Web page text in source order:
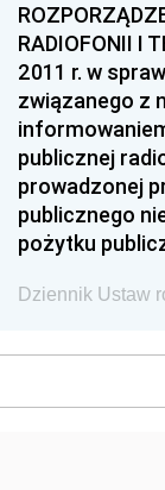
RADIOFONII I
2011 r. w
związanego z
publicznej
prowadzonej
publicznego
pożytku
Dziennik Ustaw